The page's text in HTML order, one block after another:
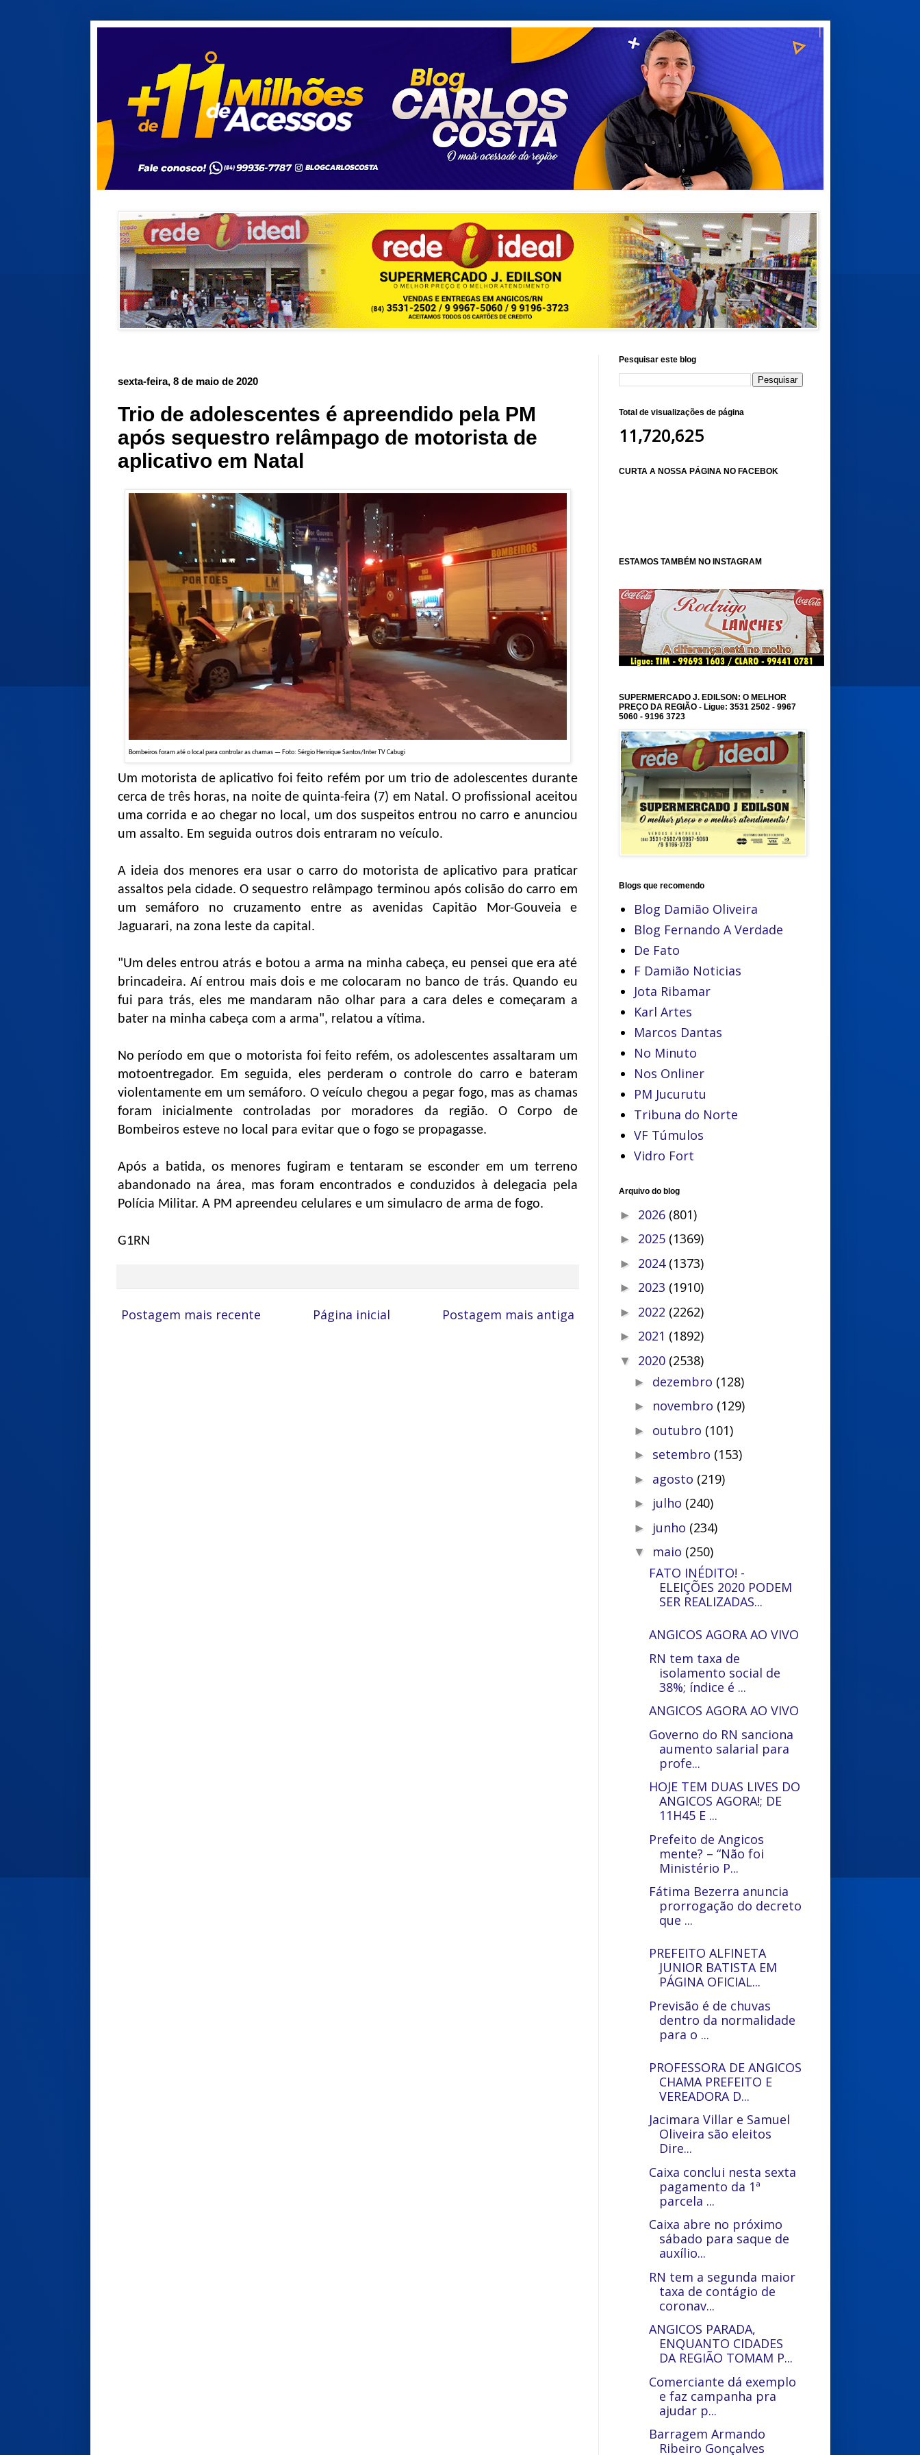
sexta-feira, 8 de maio de 2020
Trio de adolescentes é apreendido pela PM
após sequestro relâmpago de motorista de
aplicativo em Natal
Bombeiros foram até o local para controlar as chamas — Foto: Sérgio Henrique Santos/Inter TV Cabugi
Um motorista de aplicativo foi feito refém por um trio de adolescentes durante
cerca de três horas, na noite de quinta-feira (7) em Natal. O profissional aceitou
uma corrida e ao chegar no local, um dos suspeitos entrou no carro e anunciou
um assalto. Em seguida outros dois entraram no veículo.
A ideia dos menores era usar o carro do motorista de aplicativo para praticar
assaltos pela cidade. O sequestro relâmpago terminou após colisão do carro em
um semáforo no cruzamento entre as avenidas Capitão Mor-Gouveia e
Jaguarari, na zona leste da capital.
"Um deles entrou atrás e botou a arma na minha cabeça, eu pensei que era até
brincadeira. Aí entrou mais dois e me colocaram no banco de trás. Quando eu
fui para trás, eles me mandaram não olhar para a cara deles e começaram a
bater na minha cabeça com a arma", relatou a vítima.
No período em que o motorista foi feito refém, os adolescentes assaltaram um
motoentregador. Em seguida, eles perderam o controle do carro e bateram
violentamente em um semáforo. O veículo chegou a pegar fogo, mas as chamas
foram inicialmente controladas por moradores da região. O Corpo de
Bombeiros esteve no local para evitar que o fogo se propagasse.
Após a batida, os menores fugiram e tentaram se esconder em um terreno
abandonado na área, mas foram encontrados e conduzidos à delegacia pela
Polícia Militar. A PM apreendeu celulares e um simulacro de arma de fogo.
G1RN
Postagem mais recente Postagem mais antiga
Página inicial
Pesquisar este blog
Total de visualizações de página
11,720,625
CURTA A NOSSA PÁGINA NO FACEBOK
ESTAMOS TAMBÉM NO INSTAGRAM
SUPERMERCADO J. EDILSON: O MELHOR
PREÇO DA REGIÃO - Ligue: 3531 2502 - 9967
5060 - 9196 3723
Blogs que recomendo
Blog Damião Oliveira
Blog Fernando A Verdade
De Fato
F Damião Noticias
Jota Ribamar
Karl Artes
Marcos Dantas
No Minuto
Nos Onliner
PM Jucurutu
Tribuna do Norte
VF Túmulos
Vidro Fort
Arquivo do blog
► 2026 (801)
► 2025 (1369)
► 2024 (1373)
► 2023 (1910)
► 2022 (2262)
► 2021 (1892)
▼ 2020 (2538)
► dezembro (128)
► novembro (129)
► outubro (101)
► setembro (153)
► agosto (219)
► julho (240)
► junho (234)
▼ maio (250)
FATO INÉDITO! -
ELEIÇÕES 2020 PODEM
SER REALIZADAS...
ANGICOS AGORA AO VIVO
RN tem taxa de
isolamento social de
38%; índice é ...
ANGICOS AGORA AO VIVO
Governo do RN sanciona
aumento salarial para
profe...
HOJE TEM DUAS LIVES DO
ANGICOS AGORA!; DE
11H45 E ...
Prefeito de Angicos
mente? – “Não foi
Ministério P...
Fátima Bezerra anuncia
prorrogação do decreto
que ...
PREFEITO ALFINETA
JUNIOR BATISTA EM
PÁGINA OFICIAL...
Previsão é de chuvas
dentro da normalidade
para o ...
PROFESSORA DE ANGICOS
CHAMA PREFEITO E
VEREADORA D...
Jacimara Villar e Samuel
Oliveira são eleitos
Dire...
Caixa conclui nesta sexta
pagamento da 1ª
parcela ...
Caixa abre no próximo
sábado para saque de
auxílio...
RN tem a segunda maior
taxa de contágio de
coronav...
ANGICOS PARADA,
ENQUANTO CIDADES
DA REGIÃO TOMAM P...
Comerciante dá exemplo
e faz campanha pra
ajudar p...
Barragem Armando
Ribeiro Gonçalves